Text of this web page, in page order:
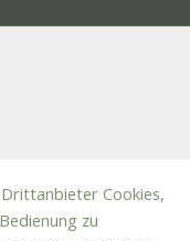
Cookies,
zu